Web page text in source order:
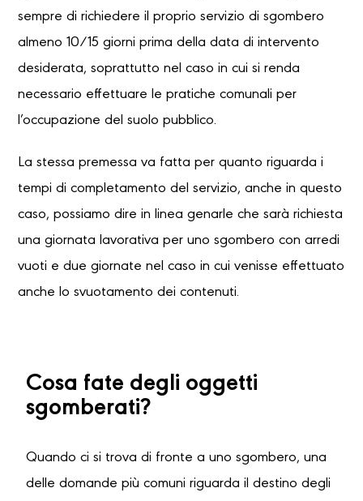
sempre di richiedere il proprio servizio di sgombero
almeno 10/15 giorni prima della data di intervento
desiderata, soprattutto nel caso in cui si renda
necessario effettuare le pratiche comunali per
l’occupazione del suolo pubblico.
La stessa premessa va fatta per quanto riguarda i
tempi di completamento del servizio, anche in questo
caso, possiamo dire in linea genarle che sarà richiesta
una giornata lavorativa per uno sgombero con arredi
vuoti e due giornate nel caso in cui venisse effettuato
anche lo svuotamento dei contenuti.
Cosa fate degli oggetti
sgomberati?
Quando ci si trova di fronte a uno sgombero, una
delle domande più comuni riguarda il destino degli